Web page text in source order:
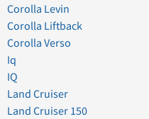
Corolla Levin
Corolla Liftback
Corolla Verso
Iq
IQ
Land Cruiser
Land Cruiser 150